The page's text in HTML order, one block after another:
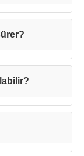
kısa